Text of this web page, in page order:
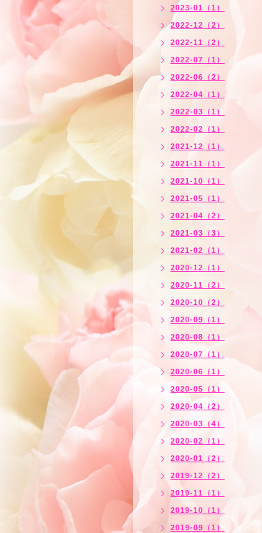
2023-01（1）
2022-12（2）
2022-11（2）
2022-07（1）
2022-06（2）
2022-04（1）
2022-03（1）
2022-02（1）
2021-12（1）
2021-11（1）
2021-10（1）
2021-05（1）
2021-04（2）
2021-03（3）
2021-02（1）
2020-12（1）
2020-11（2）
2020-10（2）
2020-09（1）
2020-08（1）
2020-07（1）
2020-06（1）
2020-05（1）
2020-04（2）
2020-03（4）
2020-02（1）
2020-01（2）
2019-12（2）
2019-11（1）
2019-10（1）
2019-09（1）